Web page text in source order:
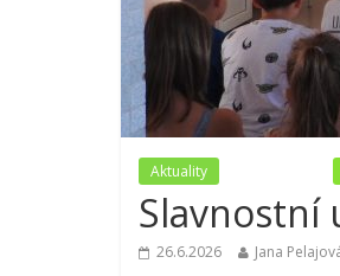
Aktuality
Slavnostní
26.6.2026 Jana